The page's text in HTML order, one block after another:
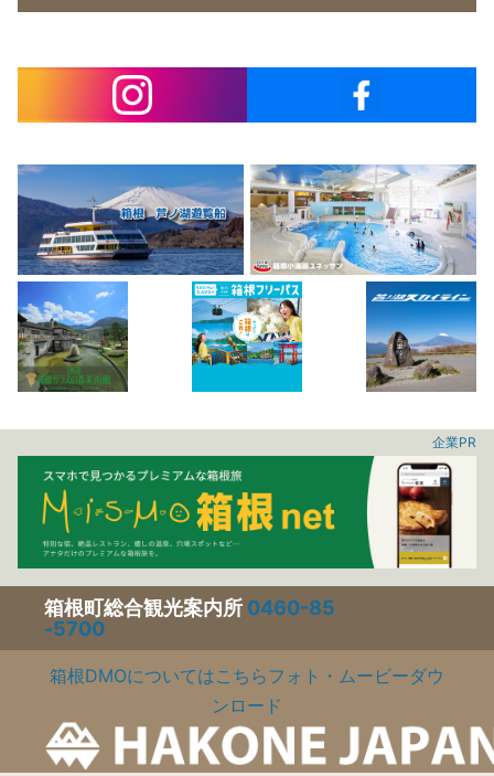
企業PR
箱根町総合観光案内所 0460-85
-5700
箱根DMOについてはこちらフォト・ムービーダウ
ンロード